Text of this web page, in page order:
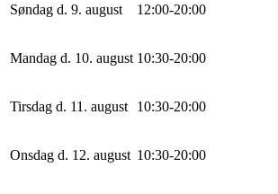
Søndag d. 9. august 12:00-20:00
Mandag d. 10. august 10:30-20:00
Tirsdag d. 11. august 10:30-20:00
Onsdag d. 12. august 10:30-20:00